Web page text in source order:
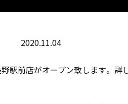
2020.11.04
駅前店がオープン致します。 詳